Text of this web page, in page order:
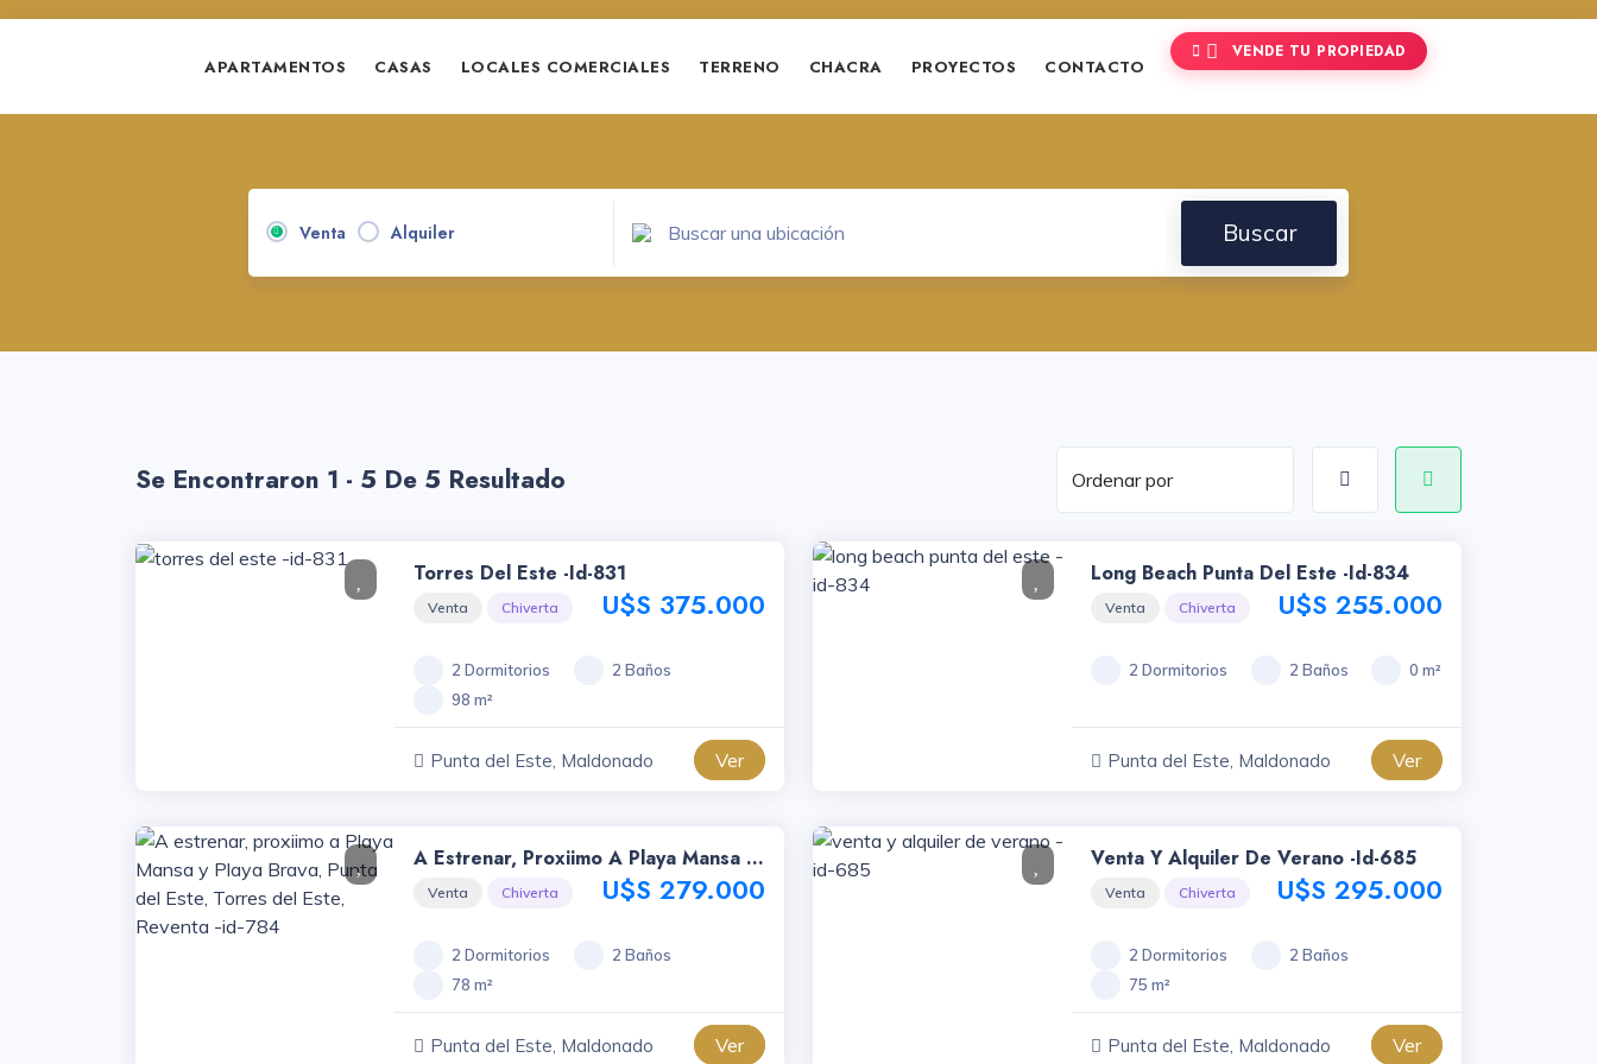
APARTAMENTOS CASAS LOCALES COMERCIALES TERRENO CHACRA PROYECTOS CONTACTO
VENDE TU PROPIEDAD
Venta Alquiler Buscar
Se Encontraron 1 - 5 De 5 Resultado
Torres Del Este -id-831
Venta Chiverta U$S 375.000
2 Dormitorios
2 Baños
98 m²
Punta del Este, Maldonado Ver
Long Beach Punta Del Este -id-834
Venta Chiverta U$S 255.000
2 Dormitorios 2 Baños 0 m²
Punta del Este, Maldonado Ver
A Estrenar, Proxiimo A Playa Mansa Y
Playa Brava, Punta Del Este, Torres
Del Este, Reventa -id-784
Venta Chiverta U$S 279.000
2 Dormitorios
2 Baños
78 m²
Punta del Este, Maldonado Ver
Venta Y Alquiler De Verano -id-685
Venta Chiverta U$S 295.000
2 Dormitorios
2 Baños
75 m²
Punta del Este, Maldonado Ver